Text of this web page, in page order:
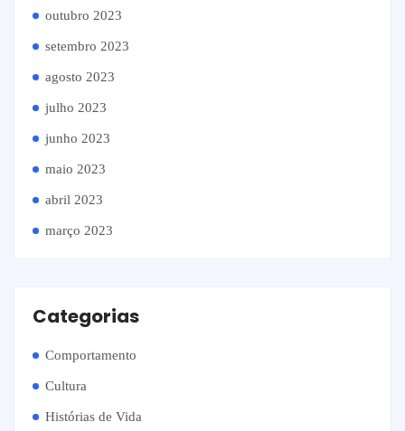
outubro 2023
setembro 2023
agosto 2023
julho 2023
junho 2023
maio 2023
abril 2023
março 2023
Categorias
Comportamento
Cultura
Histórias de Vida